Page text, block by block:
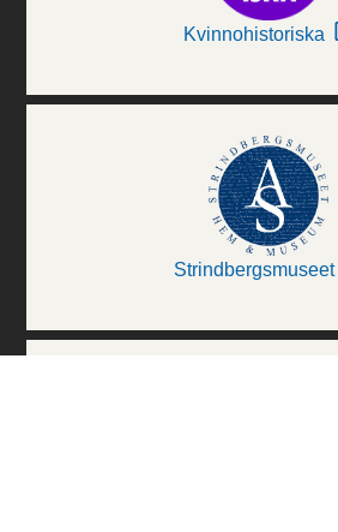
Kvinnohistoriska
Strindbergsmuseet